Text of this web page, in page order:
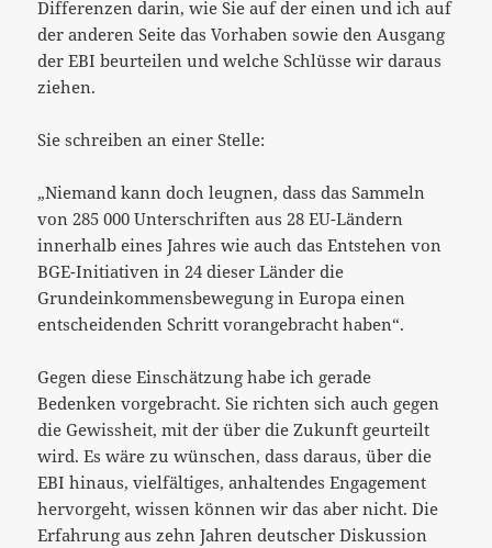
Differenzen darin, wie Sie auf der einen und ich auf
der anderen Seite das Vorhaben sowie den Ausgang
der EBI beurteilen und welche Schlüsse wir daraus
ziehen.
Sie schreiben an einer Stelle:
„Niemand kann doch leugnen, dass das Sammeln
von 285 000 Unterschriften aus 28 EU-Ländern
innerhalb eines Jahres wie auch das Entstehen von
BGE-Initiativen in 24 dieser Länder die
Grundeinkommensbewegung in Europa einen
entscheidenden Schritt vorangebracht haben“.
Gegen diese Einschätzung habe ich gerade
Bedenken vorgebracht. Sie richten sich auch gegen
die Gewissheit, mit der über die Zukunft geurteilt
wird. Es wäre zu wünschen, dass daraus, über die
EBI hinaus, vielfältiges, anhaltendes Engagement
hervorgeht, wissen können wir das aber nicht. Die
Erfahrung aus zehn Jahren deutscher Diskussion